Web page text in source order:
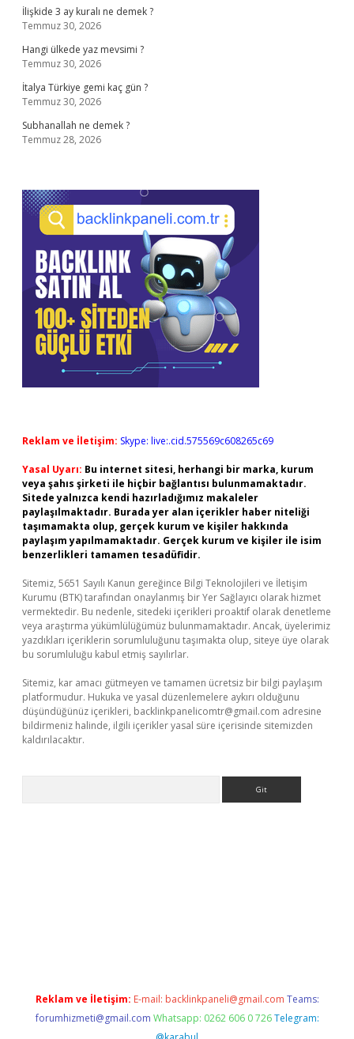
İlişkide 3 ay kuralı ne demek ?
Temmuz 30, 2026
Hangi ülkede yaz mevsimi ?
Temmuz 30, 2026
İtalya Türkiye gemi kaç gün ?
Temmuz 30, 2026
Subhanallah ne demek ?
Temmuz 28, 2026
Reklam ve İletişim: Skype: live:.cid.575569c608265c69
Yasal Uyarı: Bu internet sitesi, herhangi bir marka, kurum
veya şahıs şirketi ile hiçbir bağlantısı bulunmamaktadır.
Sitede yalnızca kendi hazırladığımız makaleler
paylaşılmaktadır. Burada yer alan içerikler haber niteliği
taşımamakta olup, gerçek kurum ve kişiler hakkında
paylaşım yapılmamaktadır. Gerçek kurum ve kişiler ile isim
benzerlikleri tamamen tesadüfidir.
Sitemiz, 5651 Sayılı Kanun gereğince Bilgi Teknolojileri ve İletişim
Kurumu (BTK) tarafından onaylanmış bir Yer Sağlayıcı olarak hizmet
vermektedir. Bu nedenle, sitedeki içerikleri proaktif olarak denetleme
veya araştırma yükümlülüğümüz bulunmamaktadır. Ancak, üyelerimiz
yazdıkları içeriklerin sorumluluğunu taşımakta olup, siteye üye olarak
bu sorumluluğu kabul etmiş sayılırlar.
Sitemiz, kar amacı gütmeyen ve tamamen ücretsiz bir bilgi paylaşım
platformudur. Hukuka ve yasal düzenlemelere aykırı olduğunu
düşündüğünüz içerikleri, backlinkpanelicomtr@gmail.com adresine
bildirmeniz halinde, ilgili içerikler yasal süre içerisinde sitemizden
kaldırılacaktır.
Reklam ve İletişim: E-mail: backlinkpaneli@gmail.com Teams:
forumhizmeti@gmail.com Whatsapp: 0262 606 0 726 Telegram: